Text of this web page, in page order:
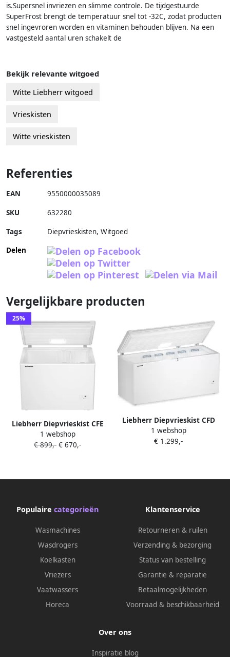
is.Supersnel invriezen en slimme controle. De tijdgestuurde
SuperFrost brengt de temperatuur snel tot -32C, zodat producten
snel ingevroren worden en vitaminen behouden blijven. Na een
vastgesteld aantal uren schakelt de
Bekijk relevante witgoed
Witte Liebherr witgoed
Vrieskisten
Witte vrieskisten
Referenties
EAN 9550000035089
SKU 632280
Tags
Diepvrieskisten, Witgoed
Delen
Vergelijkbare producten
25%
Liebherr Diepvrieskist CFE
1870-26 | Diepvrieskisten |
Keuken&Koken Vriezers |
1 webshop
€ 899,- € 670,-
Liebherr Diepvrieskist CFD
2505-26 | Vriezers met
ecocheques | Keuken&Koken
1 webshop
€ 1.299,-
Populaire categorieën
Wasmachines
Wasdrogers
Koelkasten
Vriezers
Vaatwassers
Horeca
Klantenservice
Retourneren & ruilen
Verzending & bezorging
Status van bestelling
Garantie & reparatie
Betaalmogelijkheden
Voorraad & beschikbaarheid
Over ons
Inspiratie blog